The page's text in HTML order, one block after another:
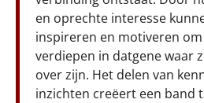
en oprechte interesse
inspireren en motiveren
verdiepen in datgene waar
over zijn. Het delen van
inzichten creëert een band